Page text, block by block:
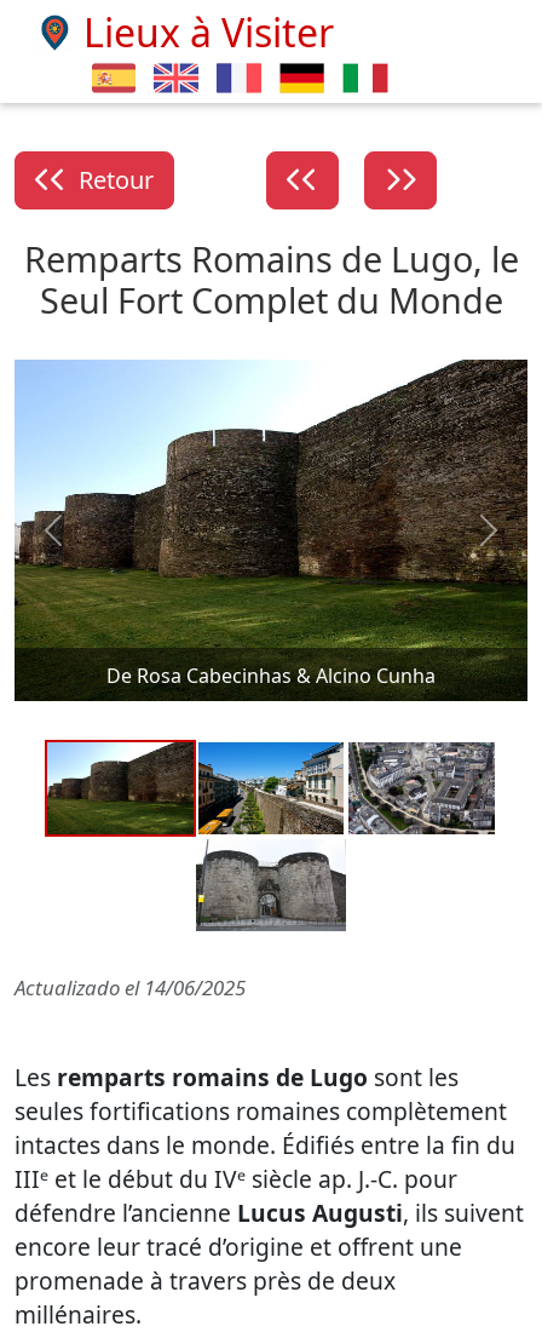
Lieux à Visiter
Retour
Remparts Romains de Lugo, le
Seul Fort Complet du Monde
De Rosa Cabecinhas & Alcino Cunha
Actualizado el 14/06/2025
Les remparts romains de Lugo sont les
seules fortifications romaines complètement
intactes dans le monde. Édifiés entre la fin du
IIIᵉ et le début du IVᵉ siècle ap. J.-C. pour
défendre l’ancienne Lucus Augusti, ils suivent
encore leur tracé d’origine et offrent une
promenade à travers près de deux
millénaires.